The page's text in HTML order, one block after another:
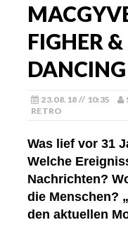
FIGHER
DANCING
23.08.18 // 10:35
RETRO
Was lief vor 31
Welche
Nachrichten?
die Menschen?
den aktuellen